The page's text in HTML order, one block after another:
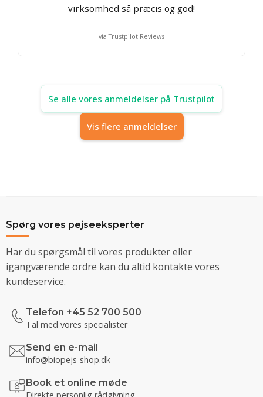
virksomhed så præcis og god!
via Trustpilot Reviews
Se alle vores anmeldelser på Trustpilot
Vis flere anmeldelser
Spørg vores pejseeksperter
Har du spørgsmål til vores produkter eller
igangværende ordre kan du altid kontakte vores
kundeservice.
Telefon +45 52 700 500
Tal med vores specialister
Send en e-mail
info@biopejs-shop.dk
Book et online møde
Direkte personlig rådgivning